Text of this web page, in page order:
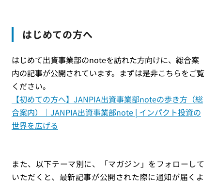
はじめての方へ
はじめて出資事業部のnoteを訪れた方向けに、総合案
内の記事が公開されています。まずは是非こちらをご覧
ください。
【初めての方へ】JANPIA出資事業部noteの歩き方（総
合案内）｜JANPIA出資事業部note | インパクト投資の
世界を広げる
また、以下テーマ別に、「マガジン」をフォローして
いただくと、最新記事が公開された際に通知が届くよ